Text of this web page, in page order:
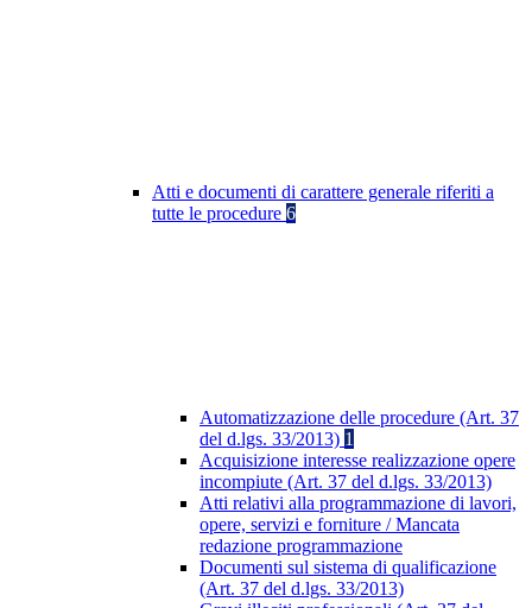
Atti e documenti di carattere generale riferiti a
tutte le procedure 6
Automatizzazione delle procedure (Art. 37
del d.lgs. 33/2013) 1
Acquisizione interesse realizzazione opere
incompiute (Art. 37 del d.lgs. 33/2013)
Atti relativi alla programmazione di lavori,
opere, servizi e forniture / Mancata
redazione programmazione
Documenti sul sistema di qualificazione
(Art. 37 del d.lgs. 33/2013)